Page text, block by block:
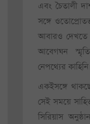
এবং চৈতালী
সঙ্গে
আবারও দেখতে
আবেগঘন
নেপথ্যের
একইসঙ্গে
সেই সময়ে
সিরিয়াস